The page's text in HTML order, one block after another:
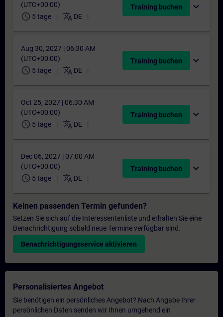
(UTC+00:00)
schedule 5 tage translate DE
Training buchen expand_more
Aug 30, 2027 | 06:30 AM
(UTC+00:00)
schedule 5 tage translate DE
Training buchen expand_more
Oct 25, 2027 | 06:30 AM
(UTC+00:00)
schedule 5 tage translate DE
Training buchen expand_more
Dec 06, 2027 | 07:00 AM
(UTC+00:00)
schedule 5 tage translate DE
Training buchen expand_more
Keinen passenden Termin gefunden?
Setzen Sie sich auf die Interessentenliste und erhalten Sie eine
Benachrichtigung sobald neue Termine verfügbar sind.
Benachrichtigungsservice aktivieren
Personalisiertes Angebot
Sie benötigen ein persönliches Angebot? Nach Angabe Ihrer
persönlichen Daten senden wir Ihnen umgehend ein